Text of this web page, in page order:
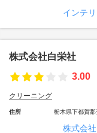
インテ
株式会社白栄社
3.00
クリーニング
住所 栃木県下都賀
株式会